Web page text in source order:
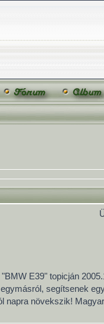
E39" topicján
segítsenek
napra növekszik!